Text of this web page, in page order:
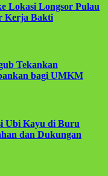
Lokasi Longsor Pulau
Kerja Bakti
Tekankan
bagi UMKM
Ubi Kayu di Buru
dan Dukungan